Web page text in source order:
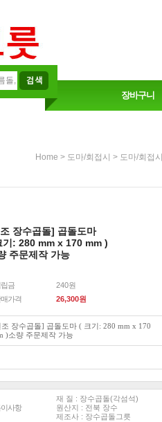
장바구니
Home > 도마/회접시 > 도마/회접시
장수곱돌] 곱돌도마
기: 280 mm x 170 mm )
주문제작 가능
립금
240원
가격
26,300원
조 장수곱돌] 곱돌도마 ( 크기: 280 mm x 170
)소량 주문제작 가능
이사항
재 질 : 장수곱돌(각섬석)
원산지 : 전북 장수
제조사 : 장수곱돌그릇